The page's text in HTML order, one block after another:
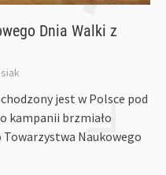
Dnia Walki z
jest w Polsce pod
kampanii brzmiało
Towarzystwa Naukowego